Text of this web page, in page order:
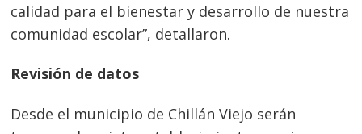
calidad para el bienestar y desarrollo de nuestra
comunidad escolar”, detallaron.
Revisión de datos
Desde el municipio de Chillán Viejo serán